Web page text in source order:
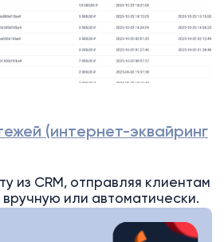
(интернет-эквайринг
из CRM, отправляя клиентам
или автоматически.